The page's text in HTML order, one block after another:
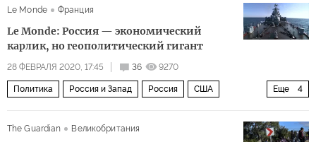
комментарии читателей
Le Monde Франция
Le Monde: Россия — экономический
карлик, но геополитический гигант
28 ФЕВРАЛЯ 2020, 17:45 36 9270
Еще 4
Политика Россия и Запад Россия США
The Guardian Великобритания